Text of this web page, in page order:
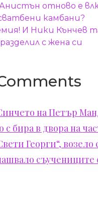
отново е
камбани?
И Ники Кънчев
с жена си
на Петър
с бира в двора на
Георги“, возело
съучениците